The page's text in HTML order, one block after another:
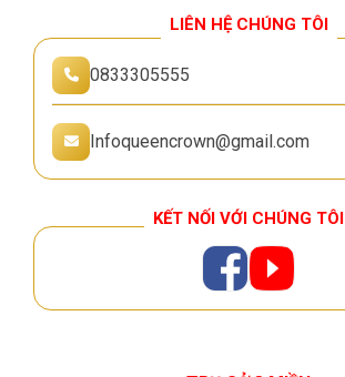
LIÊN HỆ CHÚNG TÔI
0833305555
Infoqueencrown@gmail.com
KẾT NỐI VỚI CHÚNG TÔI